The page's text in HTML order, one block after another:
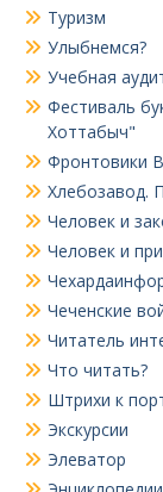
Туризм
Улыбнемся?
Учебная
Фестиваль
Хоттабыч"
Фронтовики
Хлебозавод.
Человек и
Человек и
Чеченские
Читатель
Что читать?
Штрихи к
Экскурсии
Элеватор